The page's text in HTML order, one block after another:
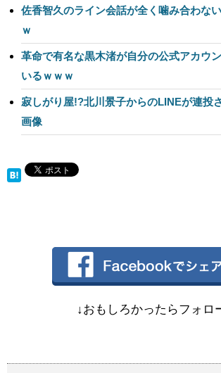
佐香智久のライン会話が全く噛み合わな
ｗ
革命で有名な黒木渚が自分の公式アカウ
いるｗｗｗ
寂しがり屋!?北川景子からのLINEが連投
画像
↓おもしろかったらフォ